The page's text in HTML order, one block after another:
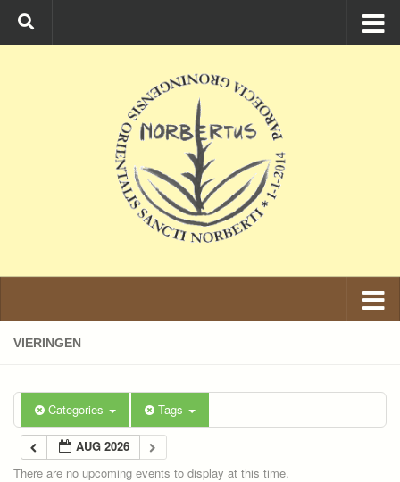
Ga naar de inhoud
VIERINGEN
Categories Tags
AUG 2026
There are no upcoming events to display at this time.